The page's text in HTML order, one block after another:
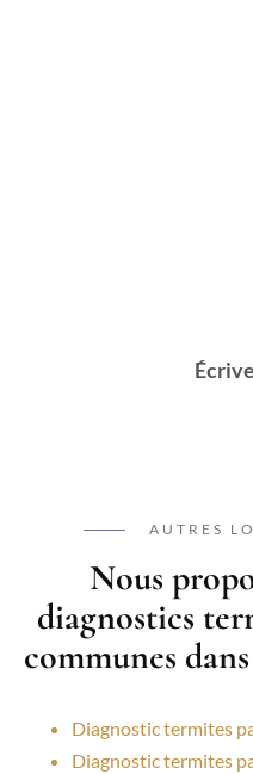
AUTRES
Nous
diagnostics
communes
Diagnostic termites
Diagnostic termites